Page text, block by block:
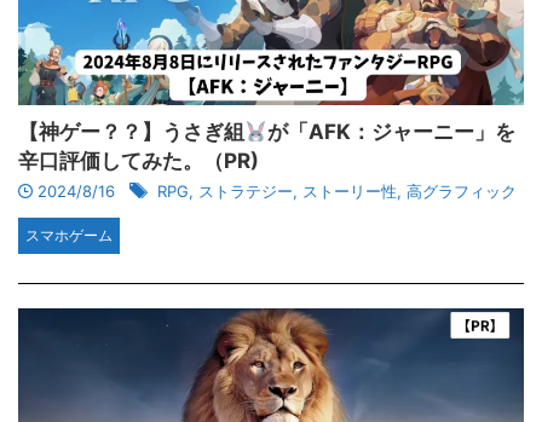
【神ゲー？？】うさぎ組
が「‎AFK：ジャーニー」を
辛口評価してみた。（PR)
2024/8/16 RPG, ストラテジー, ストーリー性, 高グラフィック
スマホゲーム